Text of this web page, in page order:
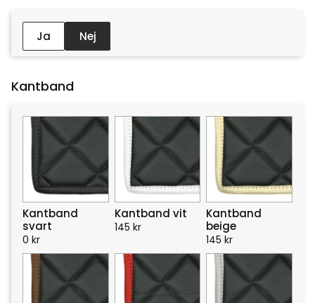
Ja Nej
Kantband
Kantband
svart
0 kr
Kantband vit
145 kr
Kantband
beige
145 kr